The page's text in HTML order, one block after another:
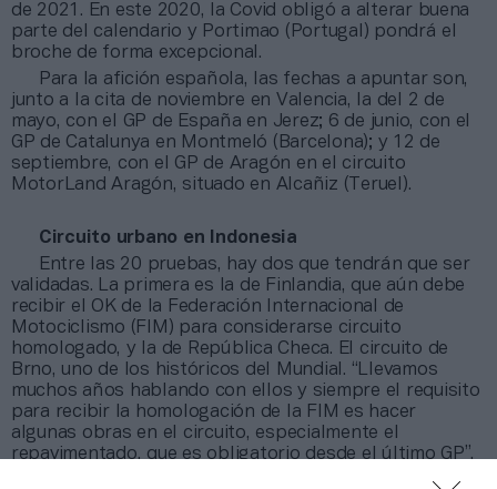
de 2021. En este 2020, la Covid obligó a alterar buena
parte del calendario y Portimao (Portugal) pondrá el
broche de forma excepcional.
Para la afición española, las fechas a apuntar son,
junto a la cita de noviembre en Valencia, la del 2 de
mayo, con el GP de España en Jerez; 6 de junio, con el
GP de Catalunya en Montmeló (Barcelona); y 12 de
septiembre, con el GP de Aragón en el circuito
MotorLand Aragón, situado en Alcañiz (Teruel).
Circuito urbano en Indonesia
Entre las 20 pruebas, hay dos que tendrán que ser
validadas. La primera es la de Finlandia, que aún debe
recibir el OK de la Federación Internacional de
Motociclismo (FIM) para considerarse circuito
homologado, y la de República Checa. El circuito de
Brno, uno de los históricos del Mundial. “Llevamos
muchos años hablando con ellos y siempre el requisito
para recibir la homologación de la FIM es hacer
algunas obras en el circuito, especialmente el
repavimentado, que es obligatorio desde el último GP”,